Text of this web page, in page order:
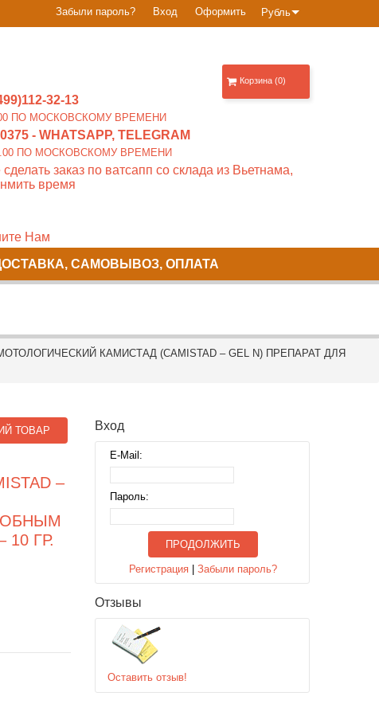
Рубль
Забыли пароль? Вход Оформить
32-13
ПО МОСКОВСКОМУ ВРЕМЕНИ
- WHATSAPP, TELEGRAM
ПО МОСКОВСКОМУ ВРЕМЕНИ
заказ по ватсапп со склада из Вьетнама,
время
Нам
Корзина (0)
САМОВЫВОЗ, ОПЛАТА
КАМИСТАД (CAMISTAD – GEL N) ПРЕПАРАТ ДЛЯ
ТОВАР
–
ГР.
Вход
E-Mail:
Пароль:
ПРОДОЛЖИТЬ
Регистрация |Забыли пароль?
Отзывы
Оставить отзыв!